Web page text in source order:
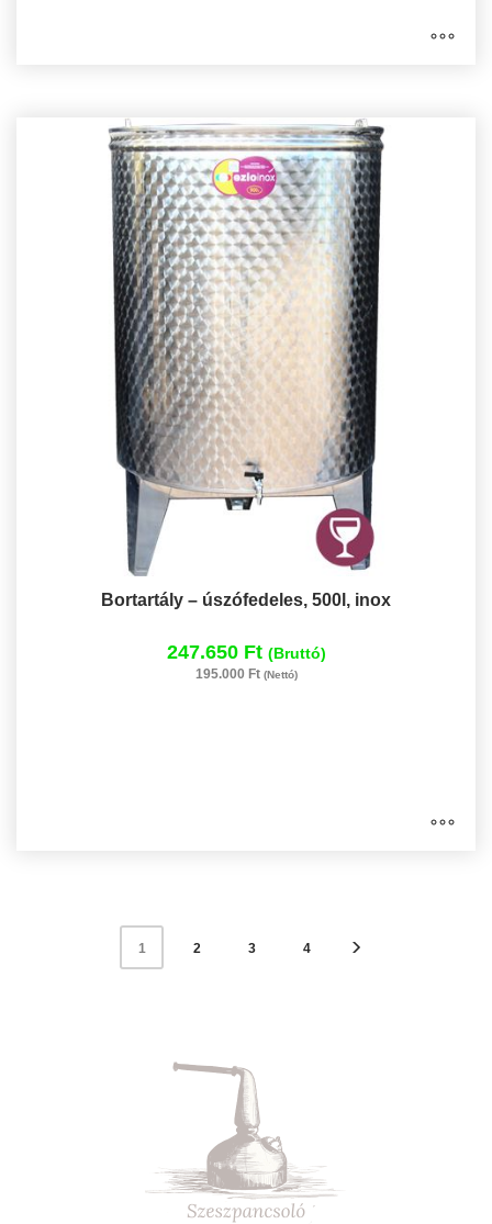
Bortartály – úszófedeles, 500l, inox
247.650 Ft (Bruttó)
195.000 Ft (Nettó)
1 2 3 4